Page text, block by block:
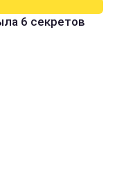
6 секретов